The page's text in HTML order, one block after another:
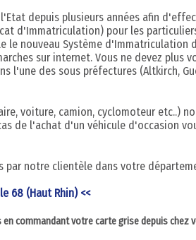
depuis plusieurs années afin
d'Immatriculation) pour les
le nouveau Système d'Immatriculation
sur internet. Vous ne devez plus
l'une des sous préfectures (Altkirch,
voiture, camion, cyclomoteur etc..)
de l'achat d'un véhicule d'occasion
par notre clientèle dans votre
68 (Haut Rhin) <<
commandant votre carte grise depuis chez